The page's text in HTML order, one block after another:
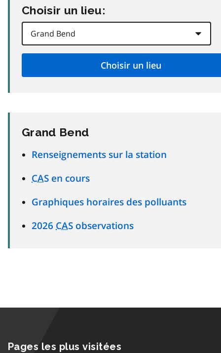
Choisir un lieu:
Grand Bend
Renseignements sur la station
CAS en cours
Graphiques horaires des polluants
2026 CAS observations
Pages les plus visitées